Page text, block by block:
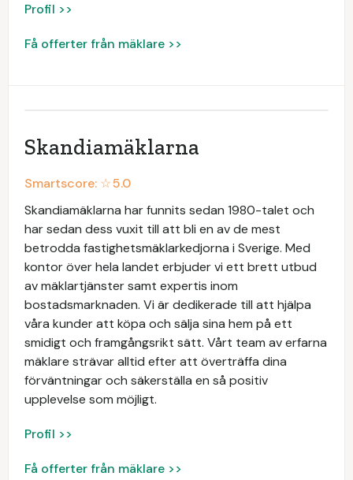
Profil >>
Få offerter från mäklare >>
Skandiamäklarna
Smartscore: ☆5.0
Skandiamäklarna har funnits sedan 1980-talet och
har sedan dess vuxit till att bli en av de mest
betrodda fastighetsmäklarkedjorna i Sverige. Med
kontor över hela landet erbjuder vi ett brett utbud
av mäklartjänster samt expertis inom
bostadsmarknaden. Vi är dedikerade till att hjälpa
våra kunder att köpa och sälja sina hem på ett
smidigt och framgångsrikt sätt. Vårt team av erfarna
mäklare strävar alltid efter att överträffa dina
förväntningar och säkerställa en så positiv
upplevelse som möjligt.
Profil >>
Få offerter från mäklare >>